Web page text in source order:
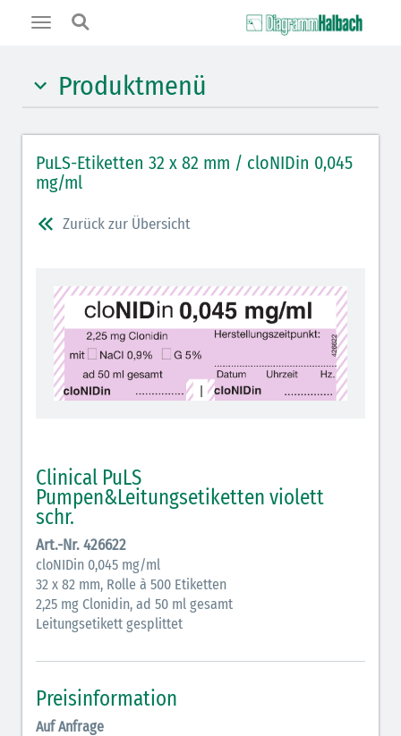
Toggle
Produktmenü
Benzodiazepine (orange)
Muskelrelaxantien (weiß-rot): DIVI 2012
Muskelrelaxans Antagonisten (rot schraffiert): DIVI
Opiate/Opioide (hellblau)
Lokalanästhetika (grau)
Vasopressoren (hellviolett)
Antihypertonika/Vasodilatantien (hellviolett
Antiemetika (salmon)
Verschiedene Medikamente (weiß)
Antikoagulantien (hellgrau/weiß mit schwarzem
Rahmen)
Koagulantien (hellgrau/weiß schwarz schraffierter
Elektrolyte Kalium (grün-blau)
PuLS-Etiketten 32 x 82 mm / cloNIDin 0,045
mg/ml
Zurück zur Übersicht
Clinical PuLS
Pumpen&Leitungsetiketten violett
schr.
Art.-Nr. 426622
cloNIDin 0,045 mg/ml
32 x 82 mm, Rolle à 500 Etiketten
2,25 mg Clonidin, ad 50 ml gesamt
Leitungsetikett gesplittet
Preisinformation
Auf Anfrage